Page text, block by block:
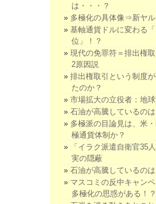
は・・・？
多極化の具体像⇒新ヤル
基軸通貨ドルに変わる
位」！？
現代の免罪符＝排出権
2原因説
排出権取引という制度
たのか？
市場拡大の立役者：地
石油が高騰しているの
多極派の目論見は、米
極通貨体制か？
「イラク派遣自衛官35
実の隠蔽
石油が高騰しているの
マスコミの反中キャン
多極化の思惑がある！？